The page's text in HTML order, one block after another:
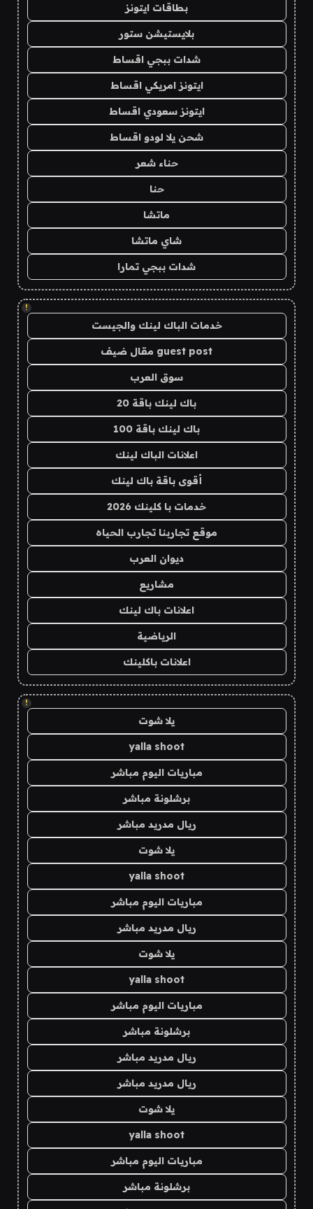
بطاقات ايتونز
بلايستيشن ستور
شدات ببجي اقساط
ايتونز امريكي اقساط
ايتونز سعودي اقساط
شحن يلا لودو اقساط
حناء شعر
حنا
ماتشا
شاي ماتشا
شدات ببجي تمارا
!
خدمات الباك لينك والجيست
guest post مقال ضيف
سوق العرب
باك لينك باقة 20
باك لينك باقة 100
اعلانات الباك لينك
أقوى باقة باك لينك
خدمات با كلينك 2026
موقع تجاربنا تجارب الحياه
ديوان العرب
مشاريع
اعلانات باك لينك
الرياضية
اعلانات باكلينك
!
يلا شوت
yalla shoot
مباريات اليوم مباشر
برشلونة مباشر
ريال مدريد مباشر
يلا شوت
yalla shoot
مباريات اليوم مباشر
ريال مدريد مباشر
يلا شوت
yalla shoot
مباريات اليوم مباشر
برشلونة مباشر
ريال مدريد مباشر
ريال مدريد مباشر
يلا شوت
yalla shoot
مباريات اليوم مباشر
برشلونة مباشر